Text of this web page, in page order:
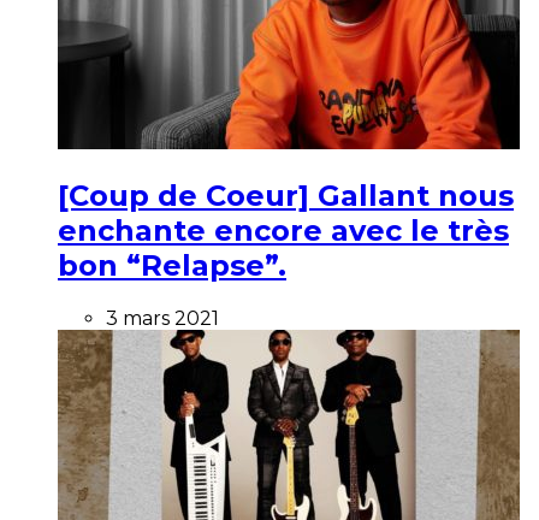
[Coup de Coeur] Gallant nous
enchante encore avec le très
bon “Relapse”.
3 mars 2021